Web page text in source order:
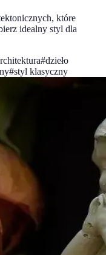
które
idealny styl dla
#dzieło
#styl klasyczny